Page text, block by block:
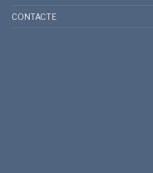
CONTACTE